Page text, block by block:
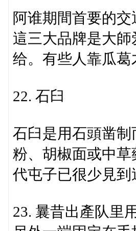
阿谁期間首要的
這三大品牌是大
给。有些人靠瓜葛
22. 石臼
石臼是用石頭凿
粉、胡椒面或中
代屯子已很少見
23. 曩昔出產队里